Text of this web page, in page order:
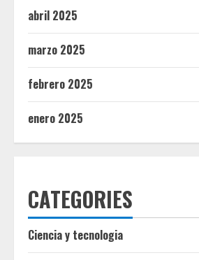
abril 2025
marzo 2025
febrero 2025
enero 2025
CATEGORIES
Ciencia y tecnologia